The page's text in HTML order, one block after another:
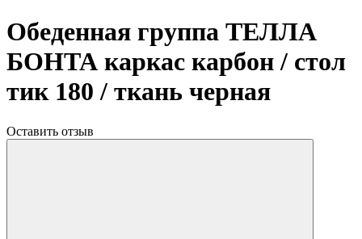
Обеденная группа ТЕЛЛА
БОНТА каркас карбон / стол
тик 180 / ткань черная
Оставить отзыв